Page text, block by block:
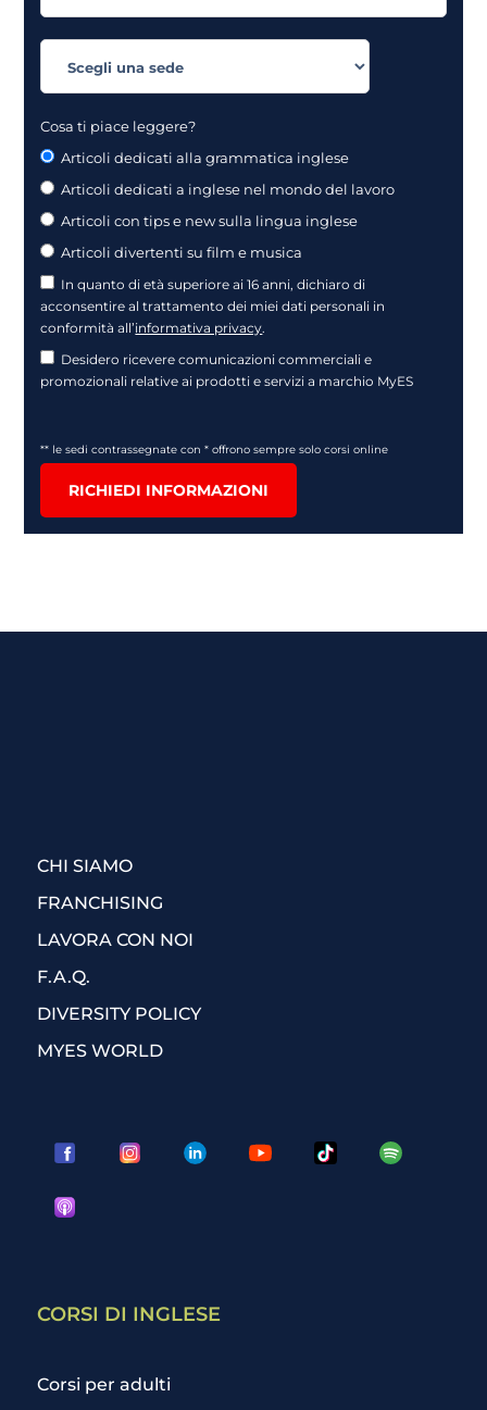
Cosa ti piace leggere?
Articoli dedicati alla grammatica inglese
Articoli dedicati a inglese nel mondo del lavoro
Articoli con tips e new sulla lingua inglese
Articoli divertenti su film e musica
In quanto di età superiore ai 16 anni, dichiaro di
acconsentire al trattamento dei miei dati personali in
conformità all’informativa privacy.
Desidero ricevere comunicazioni commerciali e
promozionali relative ai prodotti e servizi a marchio MyES
** le sedi contrassegnate con * offrono sempre solo corsi online
RICHIEDI INFORMAZIONI
CHI SIAMO
FRANCHISING
LAVORA CON NOI
F.A.Q.
DIVERSITY POLICY
MYES WORLD
CORSI DI INGLESE
Corsi per adulti